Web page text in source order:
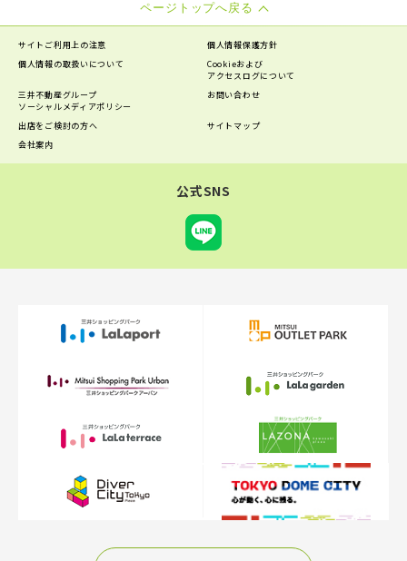
ページトップへ戻る
サイトご利用上の注意
個人情報保護方針
個人情報の取扱いについて
Cookieおよび
アクセスログについて
三井不動産グループ
ソーシャルメディアポリシー
お問い合わせ
出店をご検討の方へ
サイトマップ
会社案内
公式SNS